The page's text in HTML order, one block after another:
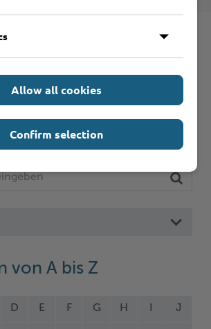
von A bis Z
D E F G H I J
Allow all cookies
Confirm selection